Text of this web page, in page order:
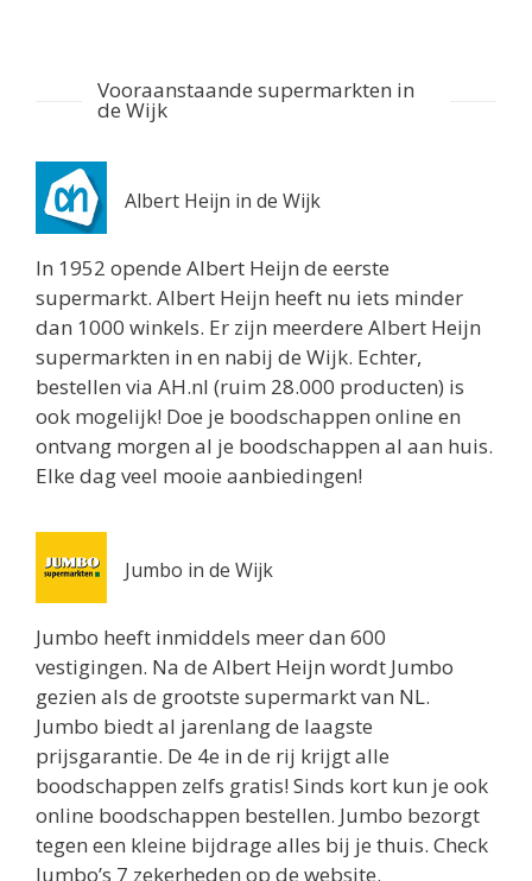
Staphorst 7951HR
Netherlands
6.5 km
Routebeschrijving
Boni Supermarkt Staphorst
Ebbinge Wubbenlaan 3
Staphorst 7951AA
6.5 km
Routebeschrijving
Jumbo Meppel
Het Vledder 1
Meppel 7941KK
Routebeschrijving
Lidl Staphorst
Staphorst 7951KB
7 km
Routebeschrijving
Lidl Meppel
Prinsenplein 29
Meppel 7941KV
7.1 km
Vooraanstaande supermarkten in
de Wijk
Albert Heijn in de Wijk
In 1952 opende Albert Heijn de eerste
supermarkt. Albert Heijn heeft nu iets minder
dan 1000 winkels. Er zijn meerdere Albert Heijn
supermarkten in en nabij de Wijk. Echter,
bestellen via AH.nl (ruim 28.000 producten) is
ook mogelijk! Doe je boodschappen online en
ontvang morgen al je boodschappen al aan huis.
Elke dag veel mooie aanbiedingen!
Jumbo in de Wijk
Jumbo heeft inmiddels meer dan 600
vestigingen. Na de Albert Heijn wordt Jumbo
gezien als de grootste supermarkt van NL.
Jumbo biedt al jarenlang de laagste
prijsgarantie. De 4e in de rij krijgt alle
boodschappen zelfs gratis! Sinds kort kun je ook
online boodschappen bestellen. Jumbo bezorgt
tegen een kleine bijdrage alles bij je thuis. Check
Jumbo’s 7 zekerheden op de website.